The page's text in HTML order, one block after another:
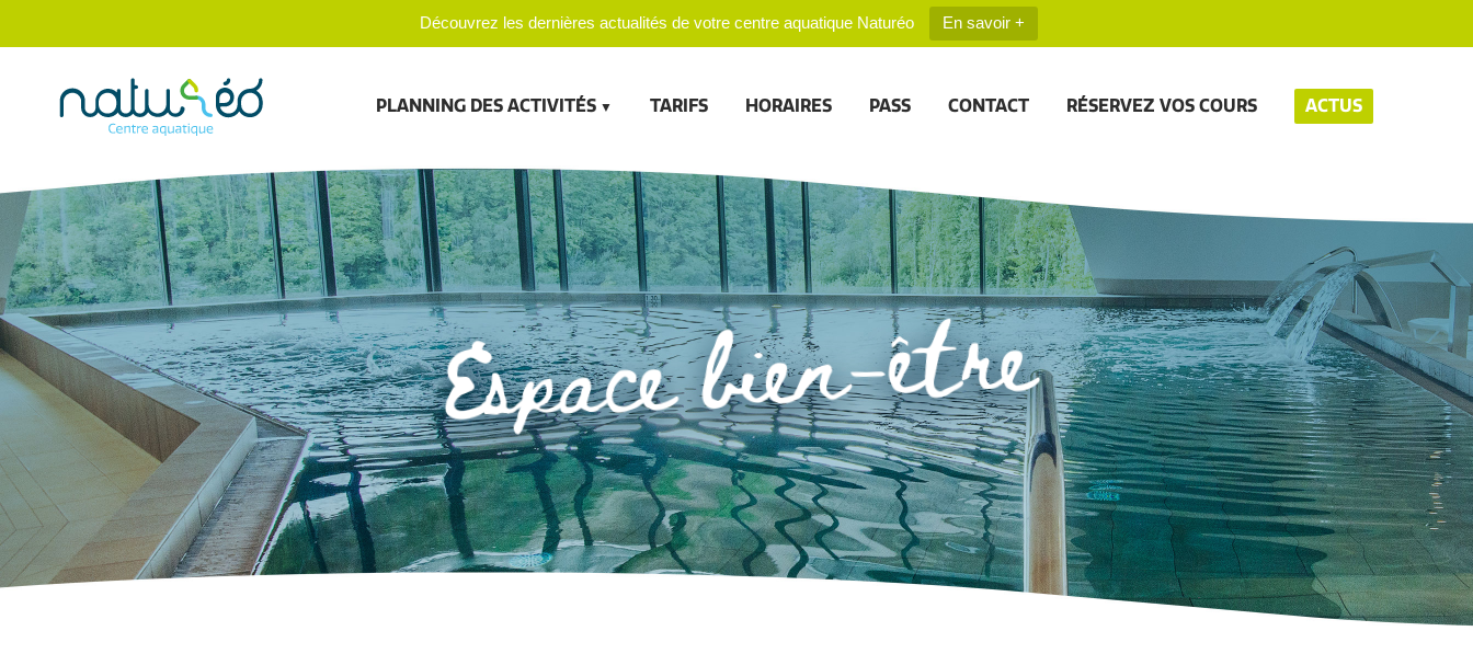
Découvrez les dernières actualités de votre centre aquatique Naturéo En savoir +
PLANNING DES ACTIVITÉS TARIFS HORAIRES PASS CONTACT RÉSERVEZ VOS COURS ACTUS
Espace bien-être